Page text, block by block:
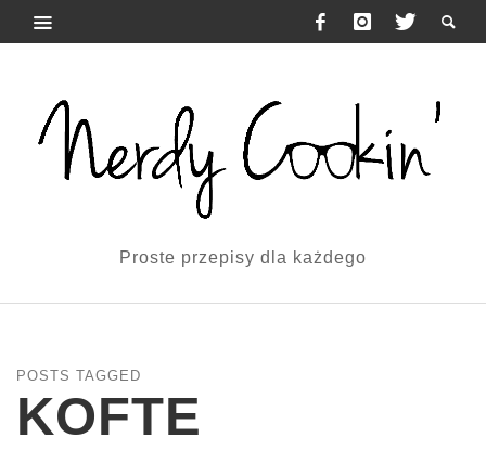
Proste przepisy dla każdego
POSTS TAGGED
KOFTE